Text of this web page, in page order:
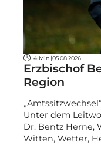
4 Min. |05.08.2026
Erzbischof
Region
Unter dem
Dr. Bentz Herne,
Witten, Wetter,